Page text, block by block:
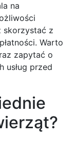
na
skorzystać z
Warto
zapytać o
usług przed